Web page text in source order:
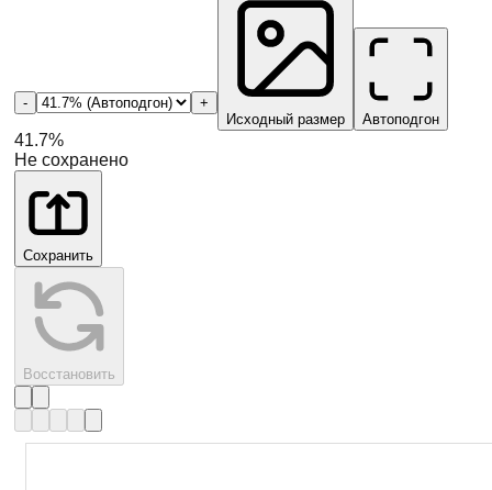
-
+
Исходный размер
Автоподгон
41.7%
Не сохранено
Сохранить
Восстановить